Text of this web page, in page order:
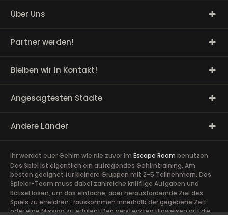
Über Uns
Partner werden!
Bleiben wir in Kontakt!
Angesagtesten Städte
Andere Länder
Ihr werdet euer Gehirn wie nie zuvor im Escape Room benutzen.
Das Spiel ist eigentlich ein aufregendes Gehirntraining. Am
besten geeignet für kleinere Gruppen mit 2-5 Teilnehmern. Das
Spieler-Team muss dabei zahlreiche knifflige Aufgaben und
Rätsel lösen, um das einfache, aber herausfordernde Ziel des
Spiels zu erreichen : rauskommen innerhalb der gegebene Zeit
oder eine Mission zu erfülen! Den versteckten Hinweisen auf die